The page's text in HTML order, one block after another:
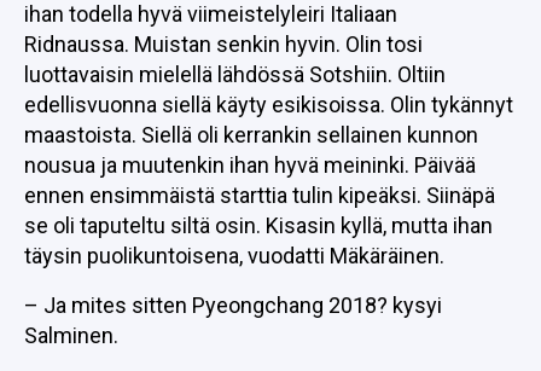
ihan todella hyvä viimeistelyleiri Italiaan
Ridnaussa. Muistan senkin hyvin. Olin tosi
luottavaisin mielellä lähdössä Sotshiin. Oltiin
edellisvuonna siellä käyty esikisoissa. Olin tykännyt
maastoista. Siellä oli kerrankin sellainen kunnon
nousua ja muutenkin ihan hyvä meininki. Päivää
ennen ensimmäistä starttia tulin kipeäksi. Siinäpä
se oli taputeltu siltä osin. Kisasin kyllä, mutta ihan
täysin puolikuntoisena, vuodatti Mäkäräinen.
– Ja mites sitten Pyeongchang 2018? kysyi
Salminen.